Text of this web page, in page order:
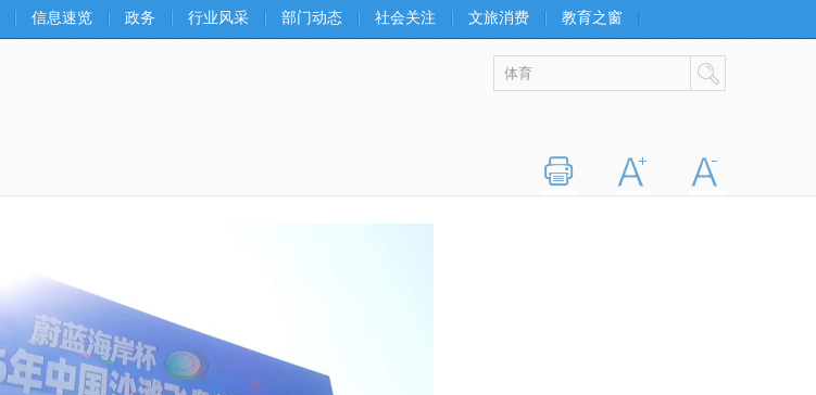
信息速览 政务 行业风采 部门动态 社会关注 文旅消费 教育之窗